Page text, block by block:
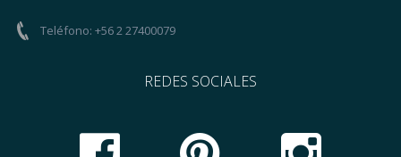
Teléfono: +56 2 27400079
REDES SOCIALES